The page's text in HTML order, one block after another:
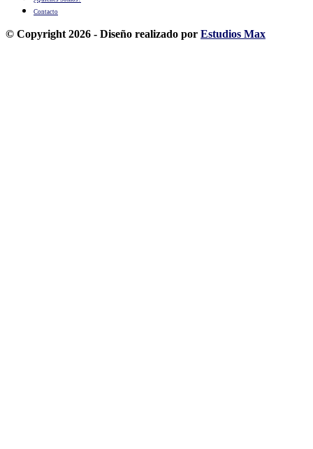
Contacto
© Copyright 2026 - Diseño realizado por Estudios Max